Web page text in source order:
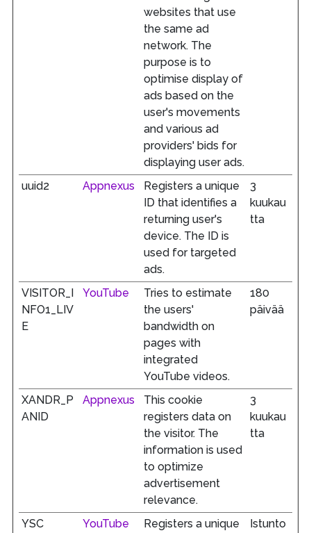
websites that use
the same ad
network. The
purpose is to
optimise display of
ads based on the
user's movements
and various ad
providers' bids for
displaying user ads.
uuid2
Appnexus
Registers a unique
ID that identifies a
returning user's
device. The ID is
used for targeted
ads.
3
kuukau
tta
VISITOR_I
NFO1_LIV
E
YouTube
Tries to estimate
the users'
bandwidth on
pages with
integrated
YouTube videos.
180
päivää
XANDR_P
ANID
Appnexus
This cookie
registers data on
the visitor. The
information is used
to optimize
advertisement
relevance.
3
kuukau
tta
YSC YouTube
Registers a unique
Istunto